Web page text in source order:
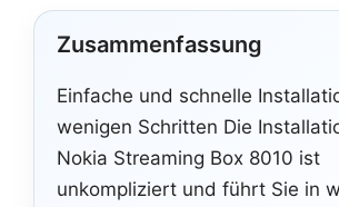
Zusammenfassung
Einfache und schnelle
wenigen Schritten Die
Nokia Streaming Box 8010 ist
unkompliziert und führt Sie in